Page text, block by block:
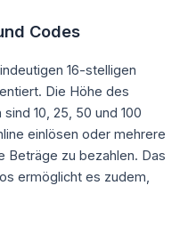
Codes
16-stelligen
Die Höhe des
10, 25, 50 und 100
einlösen oder mehrere
Beträge zu bezahlen. Das
ermöglicht es zudem,